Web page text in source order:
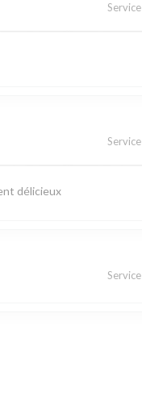
Service
Service
délicieux
Service